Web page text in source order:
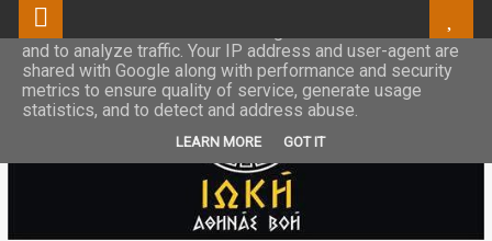
This site uses cookies from Google to deliver its services
and to analyze traffic. Your IP address and user-agent are
shared with Google along with performance and security
metrics to ensure quality of service, generate usage
statistics, and to detect and address abuse.
LEARN MORE GOT IT